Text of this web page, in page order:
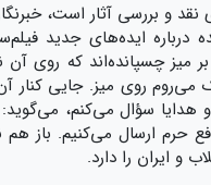
و بررسی آثار است،
ایده‌های جدید
میز چسپانده‌اند که روی
روی میز. جایی کنار
هدایا سؤال می‌کنم،
حرم ارسال می‌کنیم. باز
و ایران را دارد.